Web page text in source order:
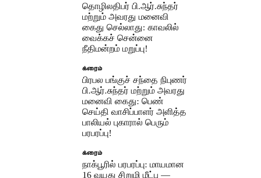
தொழிலதிபர் பி.ஆர்.சுந்தர்
மற்றும் அவரது மனைவி
கைது செல்லாது: காவலில்
வைக்கச் சென்னை
நீதிமன்றம் மறுப்பு!
க்ரைம்
பிரபல பங்குச் சந்தை நிபுணர்
பி.ஆர்.சுந்தர் மற்றும் அவரது
மனைவி கைது: பெண்
செய்தி வாசிப்பாளர் அளித்த
பாலியல் புகாரால் பெரும்
பரபரப்பு!
க்ரைம்
நாக்பூரில் பரபரப்பு: மாயமான
16 வயது சிறுமி மீட்பு —